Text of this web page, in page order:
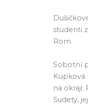
studenti
Rom
Sobotní
na
Sudety,